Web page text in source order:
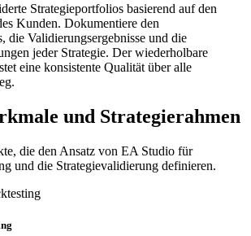
Strategieportfolios basierend auf den
Kunden. Dokumentiere den
die Validierungsergebnisse und die
jeder Strategie. Der wiederholbare
eine konsistente Qualität über alle
und Strategierahmen
die den Ansatz von EA Studio für
und die Strategievalidierung definieren.